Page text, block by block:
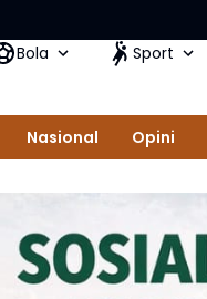
Bola Sport
Nasional Opini